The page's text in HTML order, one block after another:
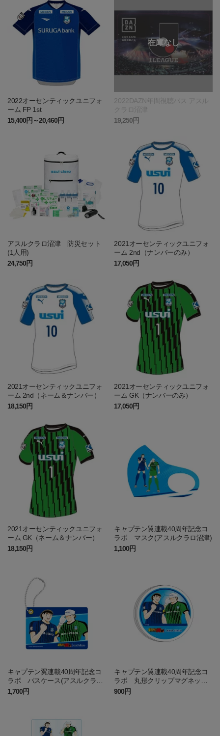
2022オーセンティックユニフォ
ーム FP 1st
15,400円～20,460円
2022DAZN年間視聴パス アスル
クラロ沼津
19,250円
アスルクラロ沼津 防災セット
(1人用)
24,750円
2021オーセンティックユニフォ
ーム 2nd（ナンバーのみ）
17,050円
2021オーセンティックユニフォ
ーム 2nd（ネーム＆ナンバー）
18,150円
2021オーセンティックユニフォ
ーム GK（ナンバーのみ）
17,050円
2021オーセンティックユニフォ
ーム GK（ネーム＆ナンバー）
18,150円
キャプテン翼連載40周年記念コ
ラボ マスク(アスルクラロ沼津)
1,100円
キャプテン翼連載40周年記念コ
ラボ パスケース(アスルクラロ
沼津)
1,700円
キャプテン翼連載40周年記念コ
ラボ 丸形クリップマグネット
(アスルクラロ沼津)
900円